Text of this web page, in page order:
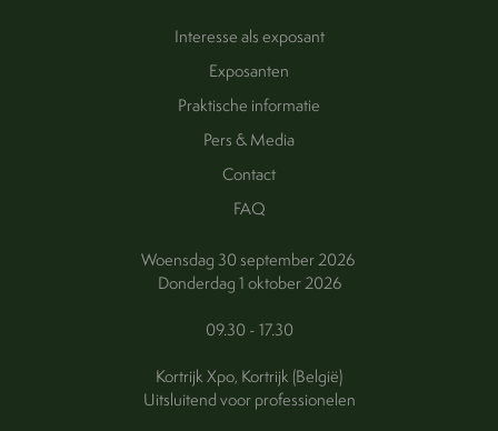
Interesse als exposant
Exposanten
Praktische informatie
Pers & Media
Contact
FAQ
Woensdag 30 september 2026
Donderdag 1 oktober 2026
09.30 - 17.30
Kortrijk Xpo, Kortrijk (België)
Uitsluitend voor professionelen